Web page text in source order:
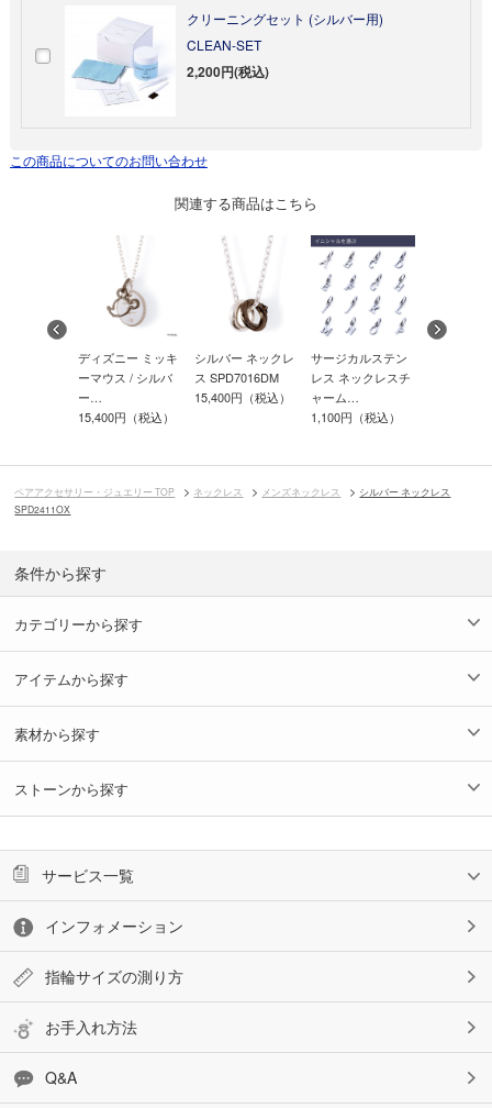
クリーニングセット (シルバー用)
CLEAN-SET
2,200円(税込)
この商品についてのお問い合わせ
関連する商品はこちら
ディズニー ミッキ
ーマウス / シルバ
ー…
15,400円（税込）
シルバー ネックレ
ス SPD7016DM
15,400円（税込）
サージカルステン
レス ネックレスチ
ャーム…
1,100円（税込）
ペアアクセサリー・ジュエリー TOP ネックレス メンズネックレス
シルバー ネックレス
SPD2411OX
条件から探す
カテゴリーから探す
アイテムから探す
素材から探す
ストーンから探す
サービス一覧
インフォメーション
指輪サイズの測り方
お手入れ方法
Q&A